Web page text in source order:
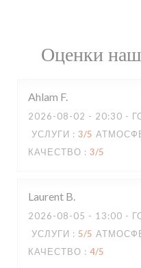
Оценки
Ahlam F
2026-08-02 - 20:30 -
УСЛУГИ : 3/5
КАЧЕСТВО : 3/5
Laurent B
2026-08-05 - 13:00 -
УСЛУГИ : 5/5
КАЧЕСТВО : 4/5